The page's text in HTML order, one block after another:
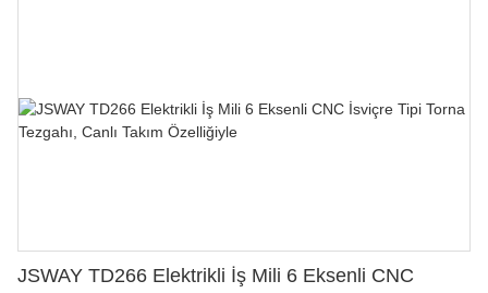
JSWAY TD266 Elektrikli İş Mili 6 Eksenli CNC